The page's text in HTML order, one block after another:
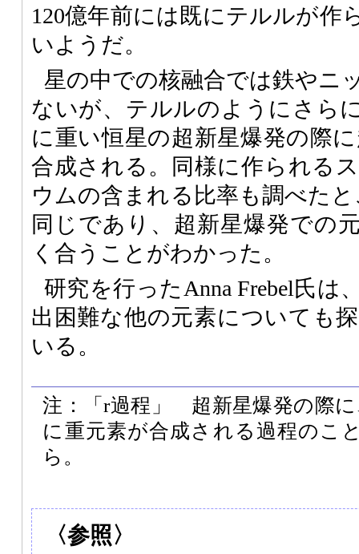
120億年前には既にテルルが作
いようだ。
星の中での核融合では鉄やニ
ないが、テルルのようにさら
に重い恒星の超新星爆発の際
合成される。同様に作られる
ウムの含まれる比率も調べた
同じであり、超新星爆発での
く合うことがわかった。
研究を行ったAnna Frebel氏は
出困難な他の元素についても
いる。
注：「r過程」 超新星爆発の際
に重元素が合成される過程のこ
ら。
〈参照〉